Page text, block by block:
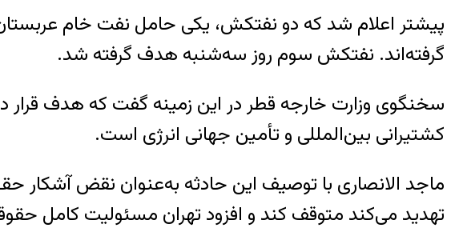
گرفته‌اند. نفتکش سوم روز سه‌شنبه هدف گرفته شد.
سخنگوی وزارت خارجه قطر در این زمینه گفت که هدف قرار
کشتیرانی بین‌المللی و تأمین جهانی انرژی است.
ماجد الانصاری با توصیف این حادثه به‌عنوان نقض آشکار
تهدید می‌کند متوقف کند و افزود تهران مسئولیت کامل